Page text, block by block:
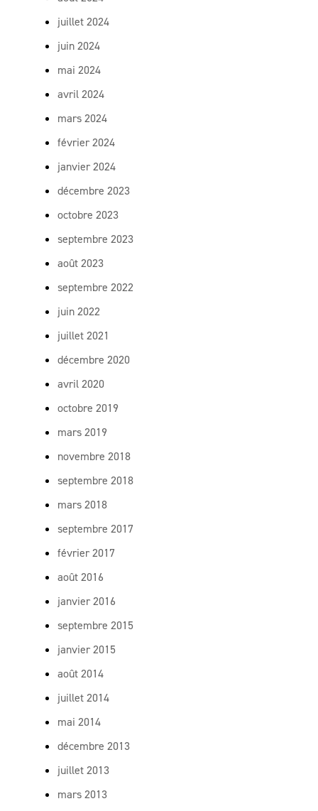
juillet 2024
juin 2024
mai 2024
avril 2024
mars 2024
février 2024
janvier 2024
décembre 2023
octobre 2023
septembre 2023
août 2023
septembre 2022
juin 2022
juillet 2021
décembre 2020
avril 2020
octobre 2019
mars 2019
novembre 2018
septembre 2018
mars 2018
septembre 2017
février 2017
août 2016
janvier 2016
septembre 2015
janvier 2015
août 2014
juillet 2014
mai 2014
décembre 2013
juillet 2013
mars 2013